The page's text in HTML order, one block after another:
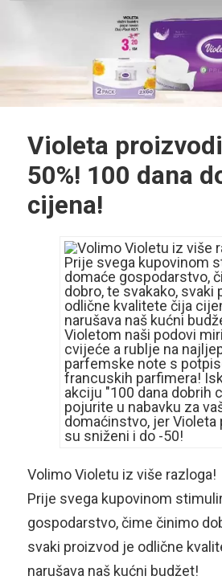
Violeta
50%! 100 dana
cijena!
Volimo Violetu iz više razloga!
Prije svega kupovinom
gospodarstvo, čime činimo
svaki proizvod je odlične
narušava naš kućni budžet!